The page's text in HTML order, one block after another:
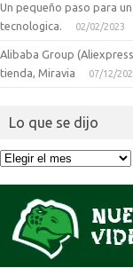
Un pequeño paso para un
tecnologica.
02/02/2023
Alibaba Group
tienda, Miravia
07/12/
Lo que se dijo
Lo